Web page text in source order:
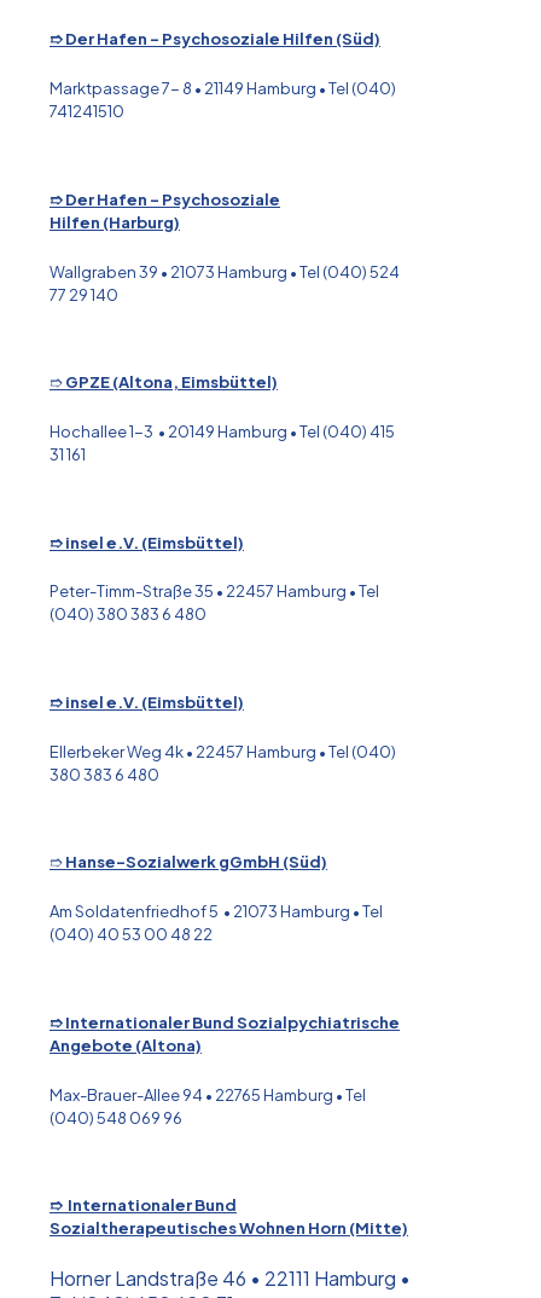
➱ Der Hafen - Psychosoziale Hilfen (Süd)
Marktpassage 7- 8 • 21149 Hamburg • Tel (040)
741241510
➱ Der Hafen - Psychosoziale
Hilfen (Harburg)
Wallgraben 39 • 21073 Hamburg • Tel (040) 524
77 29 140
➱GPZE (Altona, Eimsbüttel)
Hochallee 1-3 • 20149 Hamburg • Tel (040) 415
31 161
➱ insel e.V. (Eimsbüttel)
Peter-Timm-Straße 35 • 22457 Hamburg • Tel
(040) 380 383 6 480
➱ insel e.V. (Eimsbüttel)
Ellerbeker Weg 4k • 22457 Hamburg • Tel (040)
380 383 6 480
➱Hanse-Sozialwerk gGmbH (Süd)
Am Soldatenfriedhof 5 • 21073 Hamburg • Tel
(040) 40 53 00 48 22
➱ Internationaler BundSozialpychiatrische
Angebote (Altona)
Max-Brauer-Allee 94 • 22765 Hamburg • Tel
(040) 548 069 96
➱ Internationaler Bund
Sozialtherapeutisches Wohnen Horn (Mitte)
Horner Landstraße 46 • 22111 Hamburg •